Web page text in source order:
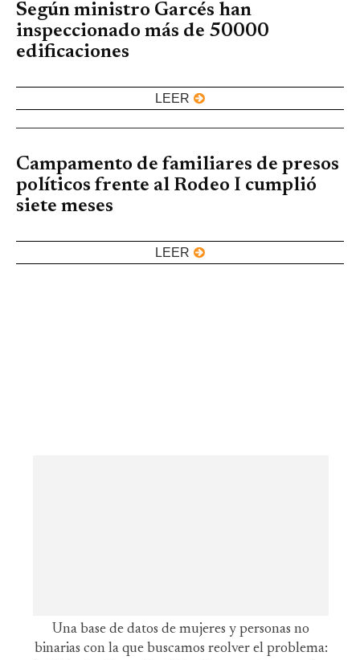
Según ministro Garcés han
inspeccionado más de 50000
edificaciones
LEER
Campamento de familiares de presos
políticos frente al Rodeo I cumplió
siete meses
LEER
Una base de datos de mujeres y personas no
binarias con la que buscamos reolver el problema: